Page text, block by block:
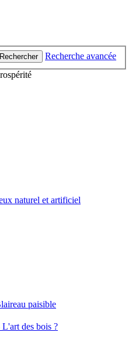
Rechercher
Recherche avancée
naturel et artificiel
paisible
des bois ?